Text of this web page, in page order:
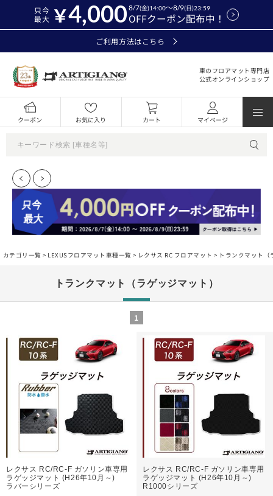
只今
最大
4,000OFFクーポン配布中！
8/7(金)14:00～8/9(日)23:59
ご利用方法はこちら
車のフロアマット専門店
公式オンラインショップ
クーポン お気に入り カート マイページ
カテゴリ一覧 > LEXUSフロアマット車種一覧 > レクサス RC フロアマット > トランクマット（
トランクマット（ラゲッジマット）
1
レクサス RC/RC-F ガソリン車専用
ラゲッジマット (H26年10月～)
ラバーシリーズ
レクサス RC/RC-F ガソリン車専用
ラゲッジマット (H26年10月～)
R1000シリーズ